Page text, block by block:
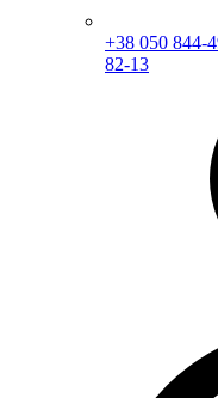
+38 050 844-
82-13